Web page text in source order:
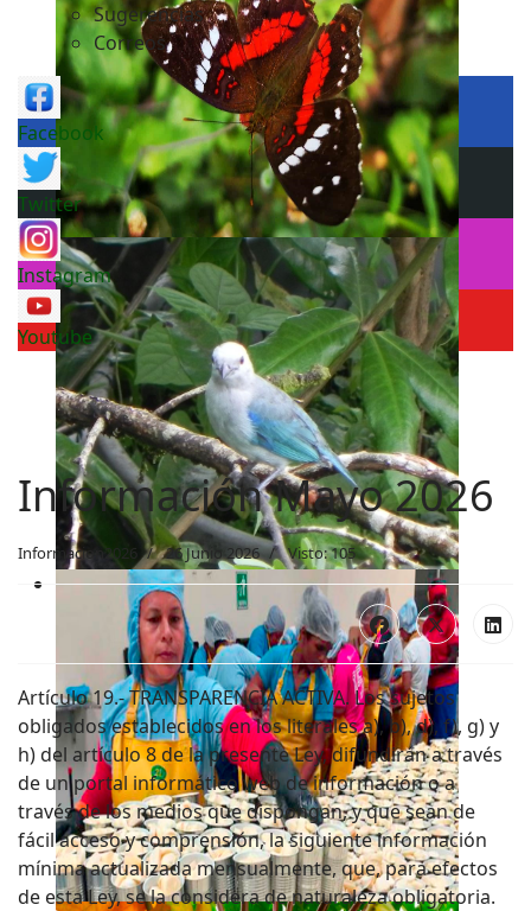
Sugerencias
Correos
Facebook
Twitter
Instagram
Youtube
Información Mayo 2026
Informacion2026 26 Junio 2026 Visto: 105
Artículo 19.- TRANSPARENCIA ACTIVA. Los sujetos
obligados establecidos en los literales a), b), d), f), g) y
h) del artículo 8 de la presente Ley, difundirán a través
de un portal informático web de información o a
través de los medios que dispongan, y que sean de
fácil acceso y comprensión, la siguiente información
mínima actualizada mensualmente, que, para efectos
de esta Ley, se la considera de naturaleza obligatoria.